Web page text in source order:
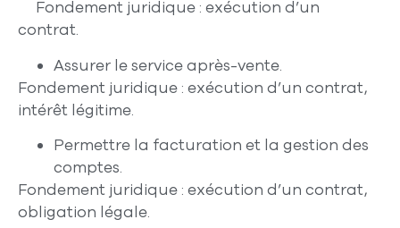
Fondement juridique : exécution d’un
contrat.
Assurer le service après-vente.
Fondement juridique : exécution d’un contrat,
intérêt légitime.
Permettre la facturation et la gestion des
comptes.
Fondement juridique : exécution d’un contrat,
obligation légale.